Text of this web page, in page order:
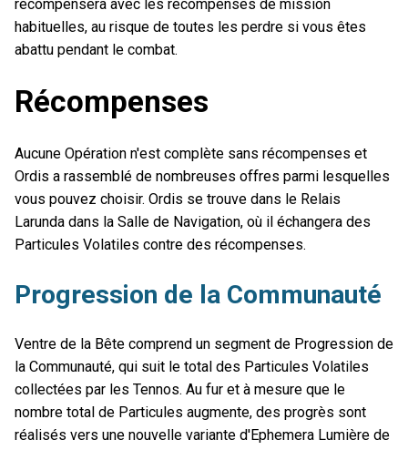
récompensera avec les récompenses de mission
habituelles, au risque de toutes les perdre si vous êtes
abattu pendant le combat.
Récompenses
Aucune Opération n'est complète sans récompenses et
Ordis a rassemblé de nombreuses offres parmi lesquelles
vous pouvez choisir. Ordis se trouve dans le Relais
Larunda dans la Salle de Navigation, où il échangera des
Particules Volatiles contre des récompenses.
Progression de la Communauté
Ventre de la Bête comprend un segment de Progression de
la Communauté, qui suit le total des Particules Volatiles
collectées par les Tennos. Au fur et à mesure que le
nombre total de Particules augmente, des progrès sont
réalisés vers une nouvelle variante d'Ephemera Lumière de